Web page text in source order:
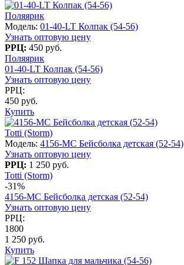
Поляярик
Модель: 01-40-LT Колпак (54-56)
Узнать оптовую цену
РРЦ: 450 руб.
Поляярик
01-40-LT Колпак (54-56)
Узнать оптовую цену
РРЦ:
450 руб.
Купить
Totti (Storm)
Модель: 4156-МС Бейсболка детская (52-54)
Узнать оптовую цену
РРЦ: 1 250 руб.
Totti (Storm)
-31%
4156-МС Бейсболка детская (52-54)
Узнать оптовую цену
РРЦ:
1800
1 250 руб.
Купить